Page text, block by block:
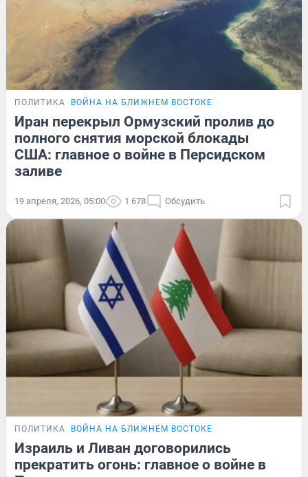
ПОЛИТИКА ВОЙНА НА БЛИЖНЕМ ВОСТОКЕ
Иран перекрыл Ормузский пролив до
полного снятия морской блокады
США: главное о войне в Персидском
заливе
19 апреля, 2026, 05:00 1 678 Обсудить
ПОЛИТИКА ВОЙНА НА БЛИЖНЕМ ВОСТОКЕ
Израиль и Ливан договорились
прекратить огонь: главное о войне в